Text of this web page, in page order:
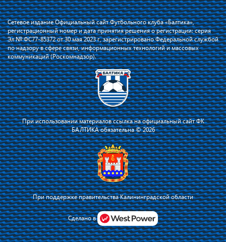
Я соглашаюсь с тем, что владелец сайта использует файлы cookie для
повышения удобства работы на сайте и сервис Яндекс.Метрика. Оставаясь
на сайте, я соглашаюсь сполитикой их применения.
Принять
Сетевое издание Официальный сайт Футбольного клуба «Балтика»,
регистрационный номер и дата принятия решения о регистрации: серия
Эл № ФС77-85372 от 30 мая 2023 г, зарегистрировано Федеральной службой
по надзору в сфере связи, информационных технологий и массовых
коммуникаций (Роскомнадзор).
При использовании материалов ссылка на официальный сайт ФК
БАЛТИКА обязательна © 2026
При поддержке правительства Калининградской области
Сделано в